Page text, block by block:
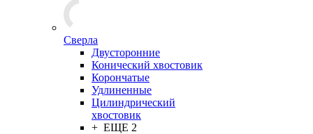
Сверла
Двусторонние
Конический хвостовик
Корончатые
Удлиненные
Цилиндрический
хвостовик
+ ЕЩЕ 2